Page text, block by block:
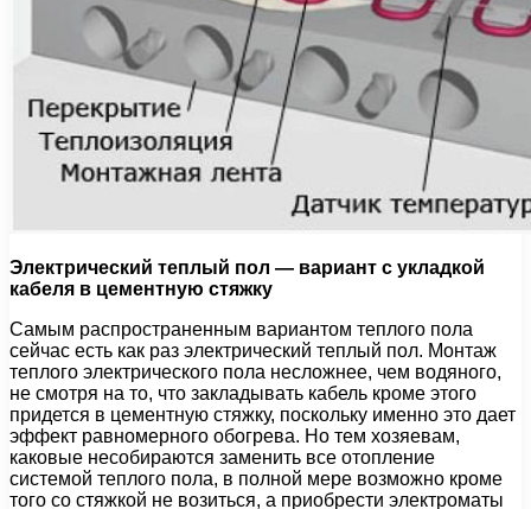
Электрический теплый пол — вариант с укладкой
кабеля в цементную стяжку
Самым распространенным вариантом теплого пола
сейчас есть как раз электрический теплый пол. Монтаж
теплого электрического пола несложнее, чем водяного,
не смотря на то, что закладывать кабель кроме этого
придется в цементную стяжку, поскольку именно это дает
эффект равномерного обогрева. Но тем хозяевам,
каковые несобираются заменить все отопление
системой теплого пола, в полной мере возможно кроме
того со стяжкой не возиться, а приобрести электроматы